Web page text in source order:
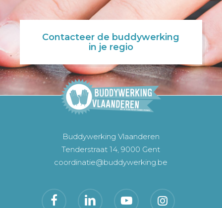
Contacteer de buddywerking
in je regio
Buddywerking Vlaanderen
Tenderstraat 14, 9000 Gent
coordinatie@buddywerking.be